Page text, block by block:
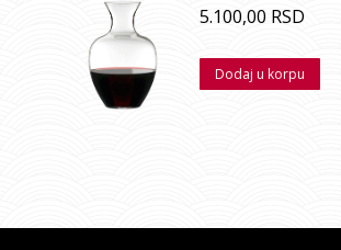
5.100,00 RSD
Dodaj u korpu